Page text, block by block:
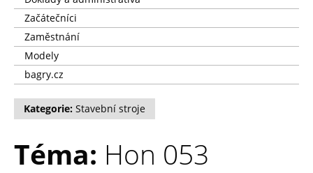
Začátečníci
Zaměstnání
Modely
bagry.cz
Kategorie: Stavební stroje
Téma: Hon 053